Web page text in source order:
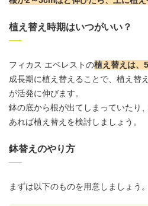
植え替え時期はいつがいい？
フィカス エベレストの植え替えは、
成長期に植え替えることで、植え替
が活発に伸びます。
鉢の底から根が出てしまっていたり
あれば植え替えを検討しましょう。
鉢替えのやり方
まずは以下のものを用意しましょう。